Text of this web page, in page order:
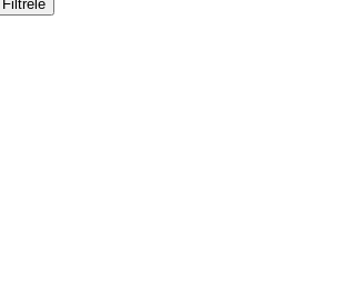
Filtrele